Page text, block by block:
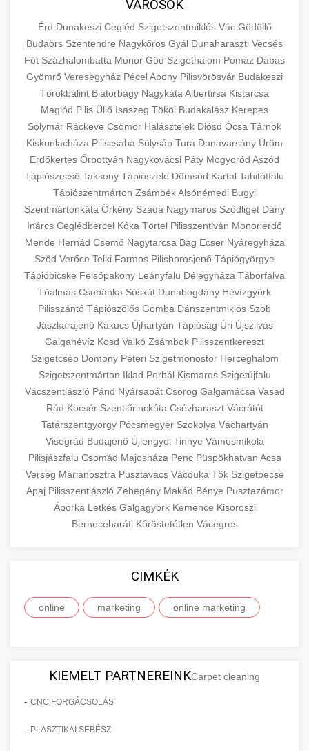
VÁROSOK
Érd Dunakeszi Cegléd Szigetszentmiklós Vác Gödöllő
Budaörs Szentendre Nagykőrös Gyál Dunaharaszti Vecsés
Fót Százhalombatta Monor Göd Szigethalom Pomáz Dabas
Gyömrő Veresegyház PécelAbony Pilisvörösvár Budakeszi
Törökbálint Biatorbágy Nagykáta Albertirsa Kistarcsa
Maglód Pilis Üllő Isaszeg Tököl Budakalász Kerepes
Solymár Ráckeve Csömör Halásztelek Diósd Ócsa Tárnok
Kiskunlacháza Piliscsaba Sülysáp Tura Dunavarsány Üröm
Erdőkertes Őrbottyán Nagykovácsi Páty Mogyoród Aszód
Tápiószecső Taksony Tápiószele Dömsöd Kartal Tahitótfalu
Tápiószentmárton ZsámbékAlsónémedi Bugyi
Szentmártonkáta Örkény Szada Nagymaros Sződliget Dány
Inárcs Ceglédbercel Kóka Törtel Pilisszentiván Monorierdő
Mende Hernád Csemő Nagytarcsa Bag Ecser Nyáregyháza
Sződ Verőce Telki Farmos Pilisborosjenő Tápiógyörgye
Tápióbicske Felsőpakony Leányfalu Délegyháza Táborfalva
Tóalmás Csobánka Sóskút Dunabogdány Hévízgyörk
Pilisszántó Tápiószőlős Gomba Dánszentmiklós Szob
Jászkarajenő Kakucs Újhartyán Tápióság Úri Újszilvás
Galgahévíz Kosd Valkó Zsámbok Pilisszentkereszt
Szigetcsép Domony Péteri Szigetmonostor Herceghalom
Szigetszentmárton Iklad Perbál Kismaros Szigetújfalu
Vácszentlászló Pánd Nyársapát Csörög Galgamácsa Vasad
Rád Kocsér Szentlőrinckáta Csévharaszt Vácrátót
Tatárszentgyörgy Pócsmegyer Szokolya Váchartyán
Visegrád Budajenő Újlengyel Tinnye Vámosmikola
Pilisjászfalu Csomád Majosháza Penc Püspökhatvan Acsa
Verseg Márianosztra Pusztavacs Vácduka Tök Szigetbecse
Apaj Pilisszentlászló Zebegény Makád Bénye Pusztazámor
Áporka Letkés Galgagyörk Kemence Kisoroszi
Bernecebaráti Kőröstetétlen Vácegres
CIMKÉK
online marketing online marketing
KIEMELT PARTNEREINKCarpet cleaning
- CNC FORGÁCSOLÁS
- PLASZTIKAI SEBÉSZ